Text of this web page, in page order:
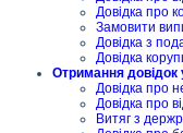
Довідка про
Замовити
Довідка з
Довідка
Отримання довідок
Довідка про
Довідка про
Витяг з